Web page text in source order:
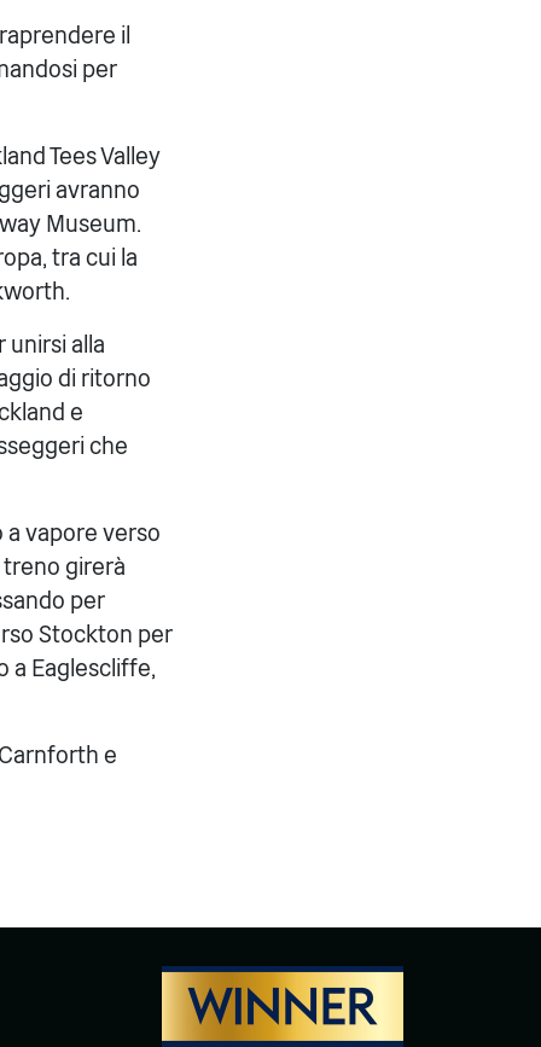
il
per
Tees Valley
avranno
Museum.
tra cui la
unirsi alla
di ritorno
e
che
a vapore verso
girerà
per
Stockton per
a Eaglescliffe,
e